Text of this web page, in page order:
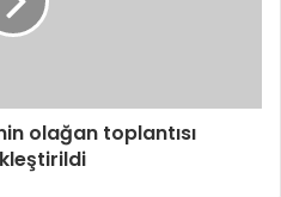
olağan toplantısı